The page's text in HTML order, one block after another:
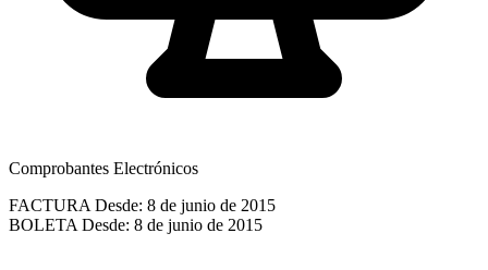
Comprobantes Electrónicos
FACTURA Desde: 8 de junio de 2015
BOLETA Desde: 8 de junio de 2015